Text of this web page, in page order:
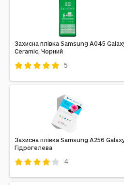
Примітка: SS-057A
Захисна плівка Samsung A045
Ceramic, Чорний
5
Захисна плівка Samsung A256
Гідрогелева
4